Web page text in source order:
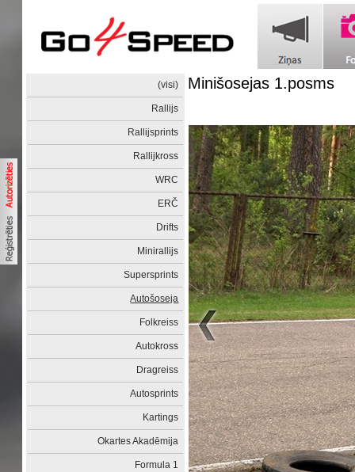
(visi)
Rallijs
Rallijsprints
Rallijkross
WRC
ERČ
Drifts
Minirallijs
Supersprints
Autošoseja
Folkreiss
Autokross
Dragreiss
Autosprints
Kartings
Okartes Akadēmija
Formula 1
Minišosejas 1.posms